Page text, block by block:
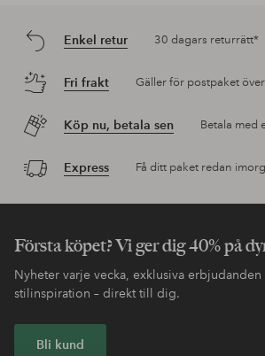
Enkel retur 30 dagars returrätt*
Fri frakt Gäller för postpaket
Köp nu, betala sen Betala med
Express Få ditt paket redan
Första köpet? Vi ger dig 40% på
Nyheter varje vecka, exklusiva
stilinspiration – direkt till dig.
Bli kund